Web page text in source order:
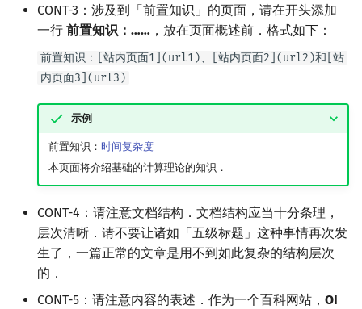
CONT-3：涉及到「前置知识」的页面，请在开头添加
一行 前置知识：…… ，放在页面概述前．格式如下：
前置知识：[站内页面1](url1)、[站内页面2](url2)和[站
内页面3](url3)
示例
前置知识： 时间复杂度
本页面将介绍基础的计算理论的知识．
CONT-4：请注意文档结构．文档结构应当十分条理，
层次清晰．请不要让诸如「五级标题」这种事情再次发
生了，一篇正常的文章是用不到如此复杂的结构层次
的．
CONT-5：请注意内容的表述．作为一个百科网站， OI